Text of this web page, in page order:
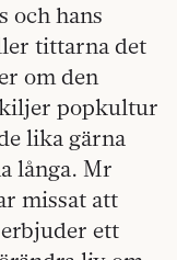
och hans
tittarna det
om den
popkultur
lika gärna
långa. Mr
missat att
ett